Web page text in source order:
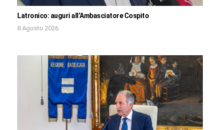
Latronico: auguri all’Ambasciatore Cospito
8 Agosto 2026